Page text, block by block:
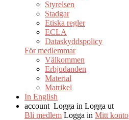
Styrelsen
Stadgar
Etiska regler
ECLA
Dataskyddspolicy
För medlemmar
Välkommen
Erbjudanden
Material
Matrikel
In English
account Logga in Logga ut
Bli medlem Logga in Mitt konto